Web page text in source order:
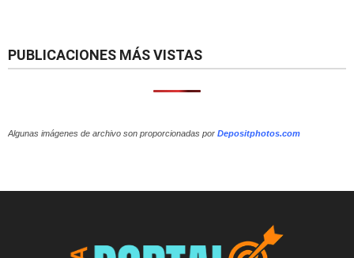
PUBLICACIONES MÁS VISTAS
Algunas imágenes de archivo son proporcionadas por Depositphotos.com